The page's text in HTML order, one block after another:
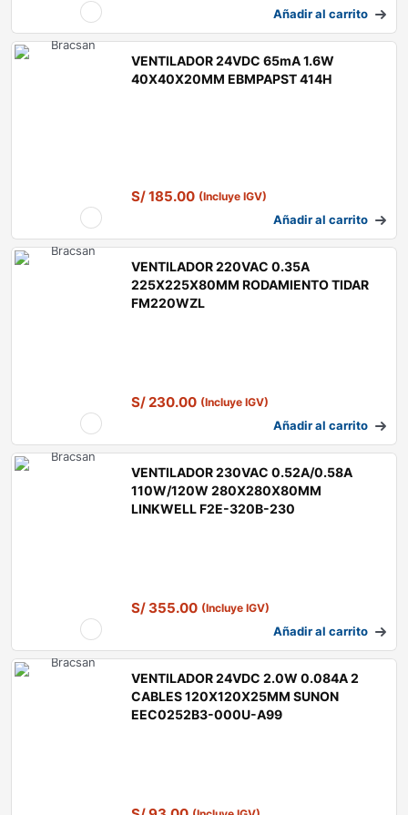
Añadir al carrito
VENTILADOR 24VDC 65mA 1.6W
40X40X20MM EBMPAPST 414H
S/185.00 (Incluye IGV)
Añadir al carrito
VENTILADOR 220VAC 0.35A
225X225X80MM RODAMIENTO TIDAR
FM220WZL
S/230.00 (Incluye IGV)
Añadir al carrito
VENTILADOR 230VAC 0.52A/0.58A
110W/120W 280X280X80MM
LINKWELL F2E-320B-230
S/355.00 (Incluye IGV)
Añadir al carrito
VENTILADOR 24VDC 2.0W 0.084A 2
CABLES 120X120X25MM SUNON
EEC0252B3-000U-A99